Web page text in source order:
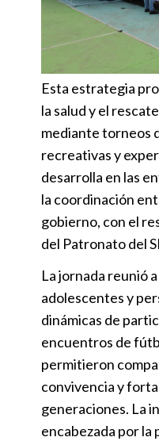
Esta estrategia
la salud y el
mediante torneos
recreativas y
desarrolla en las
la coordinación
gobierno, con el
del Patronato del
La jornada reunió
adolescentes y
dinámicas de
encuentros de
permitieron
convivencia y
generaciones. La
encabezada por la